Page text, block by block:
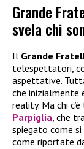
Grande
svela chi
Il Grande
telespettatori,
aspettative.
che
reality. Ma chi
Parpiglia, che
spiegato come
come riportate